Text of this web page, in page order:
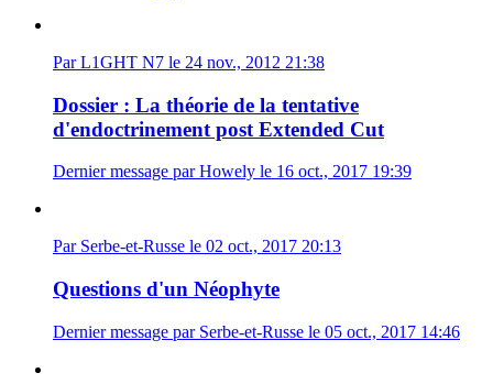
Par L1GHT N7 le 24 nov., 2012 21:38
Dossier : La théorie de la tentative
d'endoctrinement post Extended Cut
Dernier message par Howely le 16 oct., 2017 19:39
Par Serbe-et-Russe le 02 oct., 2017 20:13
Questions d'un Néophyte
Dernier message par Serbe-et-Russe le 05 oct., 2017 14:46